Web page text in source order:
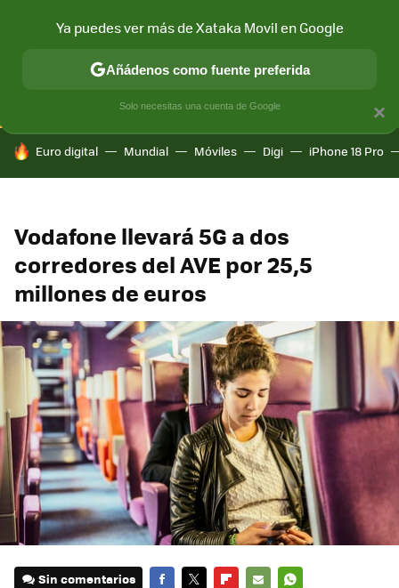
CONECTIVIDAD MÓVIL Y SOCIEDAD APLICACIONES
HOY SE HABLA DE
Euro digital Mundial Móviles Digi iPhone 18 Pro
Vodafone llevará 5G a dos
corredores del AVE por 25,5
millones de euros
Sin comentarios
×
Ya puedes ver más de Xataka Movil en Google
Añádenos como fuente preferida
Solo necesitas una cuenta de Google